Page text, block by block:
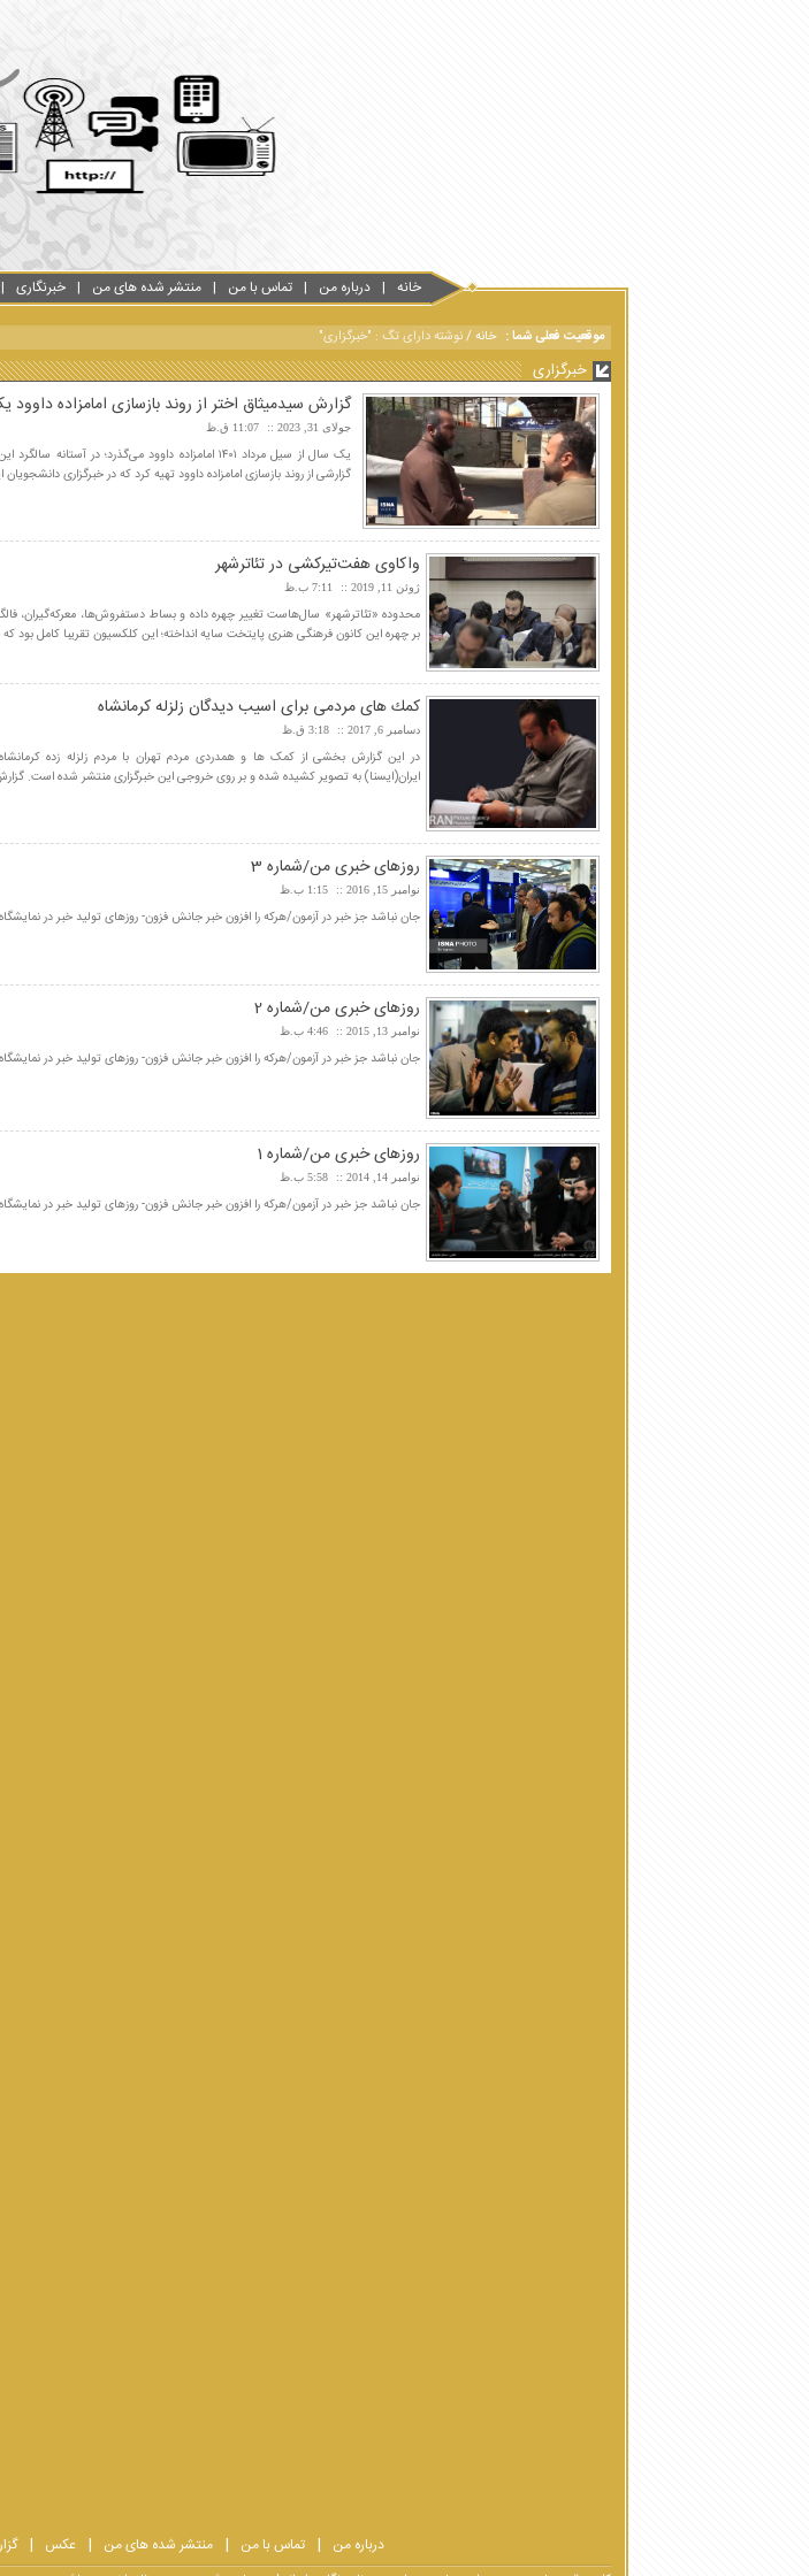
خانه درباره من تماس با من منتشر شده های من خبرنگاری
موقعیت فعلی شما : خانه/نوشته دارای تگ : "خبرگزاری"
خبرگزاری
گزارش سیدمیثاق اختر از روند بازسازی امامزاده
جولای 31, 2023 11:07 ق.ظ
یک سال از سیل مرداد ۱۴۰۱ امامزاده داوود می‌گذرد؛ در
گزارشی از روند بازسازی امامزاده داوود تهیه کرد که در خبرگزاری
واکاوی هفت‌تیرکشی در تئاترشهر
ژوئن 11, 2019 7:11 ب.ظ
محدوده «تئاترشهر» سال‌هاست تغییر چهره داده و بساط دستفروش‌ها، معرکه‌گیران،
بر چهره این کانون فرهنگی هنری پایتخت سایه انداخته؛ این کلکسیون تقریبا کامل بود
كمك های مردمی برای اسیب دیدگان زلزله كرمانشاه
دسامبر 6, 2017 3:18 ق.ظ
در این گزارش بخشی از کمک ها و همدردی مردم تهران با مردم زلزله زده کرمانشاه
ایران(ایسنا) به تصویر کشیده شده و بر روی خروجی این خبرگزاری منتشر شده است.
روزهای خبری من/شماره 3
نوامبر 15, 2016 1:15 ب.ظ
جان نباشد جز خبر در آزمون/هرکه را افزون خبر جانش فزون- روزهای تولید خبر در نمایشگاه
روزهای خبری من/شماره 2
نوامبر 13, 2015 4:46 ب.ظ
جان نباشد جز خبر در آزمون/هرکه را افزون خبر جانش فزون- روزهای تولید خبر در نمایشگاه
روزهای خبری من/شماره 1
نوامبر 14, 2014 5:58 ب.ظ
جان نباشد جز خبر در آزمون/هرکه را افزون خبر جانش فزون- روزهای تولید خبر در نمایشگاه
درباره من تماس با من منتشر شده های من عکس